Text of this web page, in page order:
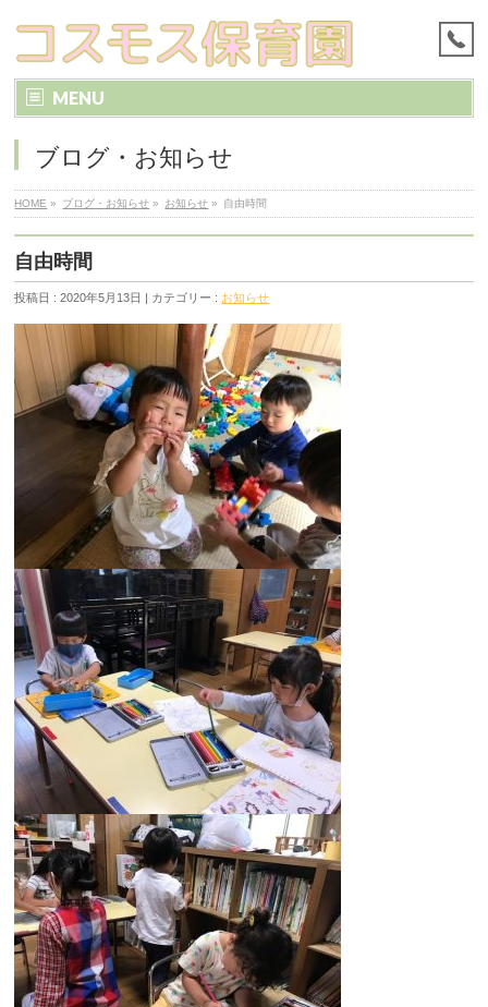
MENU
ブログ・お知らせ
HOME » ブログ・お知らせ » お知らせ » 自由時間
自由時間
投稿日 : 2020年5月13日 | カテゴリー : お知らせ